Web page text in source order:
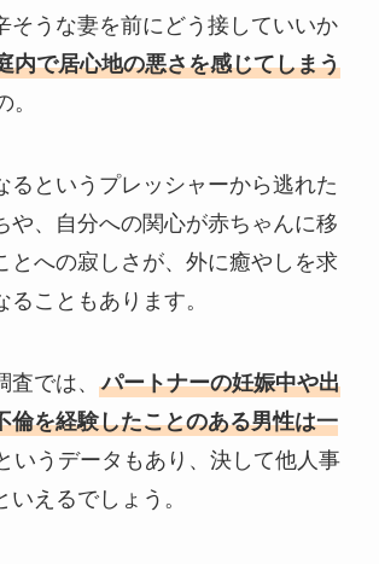
そうな妻を前にどう接していいか
内で居心地の悪さを感じてしまう
。
るというプレッシャーから逃れた
や、自分への関心が赤ちゃんに移
とへの寂しさが、外に癒やしを求
こともあります。
では、
パートナーの妊娠中や出
倫を経験したことのある男性は一
いうデータもあり、決して他人事
えるでしょう。